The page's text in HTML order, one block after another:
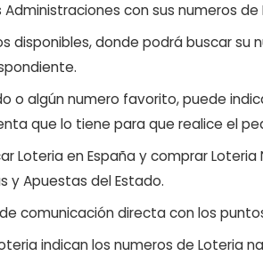
con sus numeros
disponibles, donde podrá buscar
o algún numero favorito, puede
que lo tiene para que realice el
Loteria en España y comprar
y Apuestas del Estado.
comunicación directa con los
indican los numeros de Loteria